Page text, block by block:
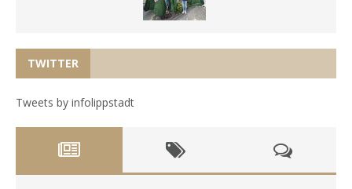
TWITTER
Tweets by infolippstadt